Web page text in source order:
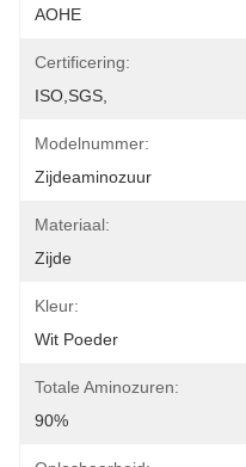
AOHE
Certificering:
ISO,SGS,
Modelnummer:
Zijdeaminozuur
Materiaal:
Zijde
Kleur:
Wit Poeder
Totale Aminozuren:
90%